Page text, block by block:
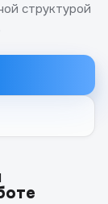
структурой